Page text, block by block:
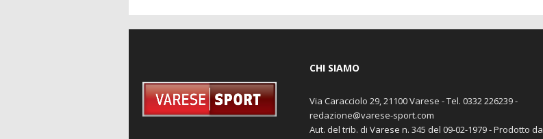
CHI SIAMO
Via Caracciolo 29, 21100 Varese - Tel. 0332 226239 -
redazione@varese-sport.com
Aut. del trib. di Varese n. 345 del 09-02-1979 - Prodotto da